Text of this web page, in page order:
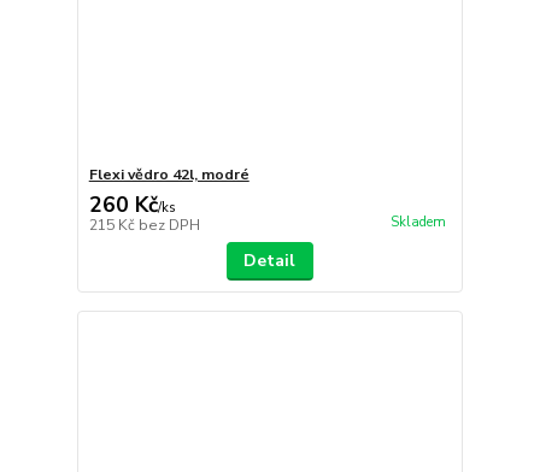
Flexi vědro 42l, modré
260 Kč/ks
215 Kč bez DPH Skladem
Detail